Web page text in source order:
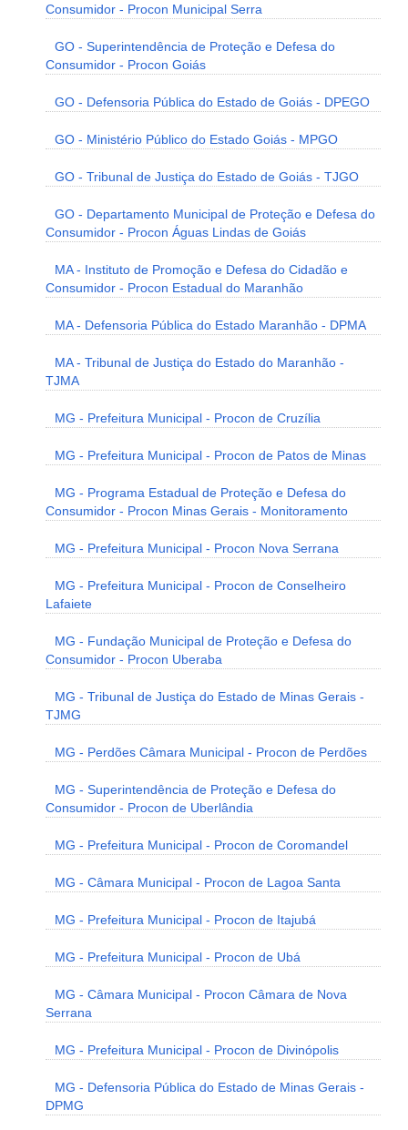
Consumidor - Procon Municipal Serra
GO - Superintendência de Proteção e Defesa do
Consumidor - Procon Goiás
GO - Defensoria Pública do Estado de Goiás - DPEGO
GO - Ministério Público do Estado Goiás - MPGO
GO - Tribunal de Justiça do Estado de Goiás - TJGO
GO - Departamento Municipal de Proteção e Defesa do
Consumidor - Procon Águas Lindas de Goiás
MA - Instituto de Promoção e Defesa do Cidadão e
Consumidor - Procon Estadual do Maranhão
MA - Defensoria Pública do Estado Maranhão - DPMA
MA - Tribunal de Justiça do Estado do Maranhão -
TJMA
MG - Prefeitura Municipal - Procon de Cruzília
MG - Prefeitura Municipal - Procon de Patos de Minas
MG - Programa Estadual de Proteção e Defesa do
Consumidor - Procon Minas Gerais - Monitoramento
MG - Prefeitura Municipal - Procon Nova Serrana
MG - Prefeitura Municipal - Procon de Conselheiro
Lafaiete
MG - Fundação Municipal de Proteção e Defesa do
Consumidor - Procon Uberaba
MG - Tribunal de Justiça do Estado de Minas Gerais -
TJMG
MG - Perdões Câmara Municipal - Procon de Perdões
MG - Superintendência de Proteção e Defesa do
Consumidor - Procon de Uberlândia
MG - Prefeitura Municipal - Procon de Coromandel
MG - Câmara Municipal - Procon de Lagoa Santa
MG - Prefeitura Municipal - Procon de Itajubá
MG - Prefeitura Municipal - Procon de Ubá
MG - Câmara Municipal - Procon Câmara de Nova
Serrana
MG - Prefeitura Municipal - Procon de Divinópolis
MG - Defensoria Pública do Estado de Minas Gerais -
DPMG